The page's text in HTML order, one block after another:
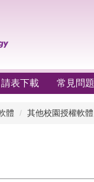
請表下載 常見問題
體 其他校園授權軟體